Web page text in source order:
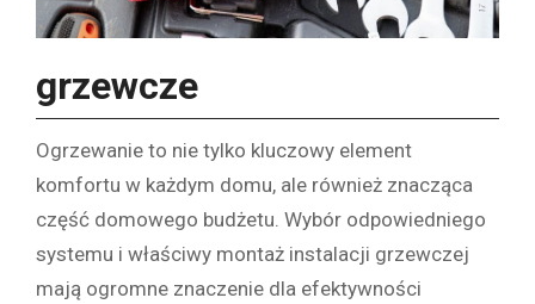
grzewcze
Ogrzewanie to nie tylko kluczowy element
komfortu w każdym domu, ale również znacząca
część domowego budżetu. Wybór odpowiedniego
systemu i właściwy montaż instalacji grzewczej
mają ogromne znaczenie dla efektywności